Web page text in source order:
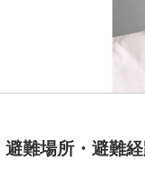
避難場所・避難